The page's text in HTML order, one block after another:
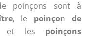
poinçons sont à
, le poinçon de
et les poinçons